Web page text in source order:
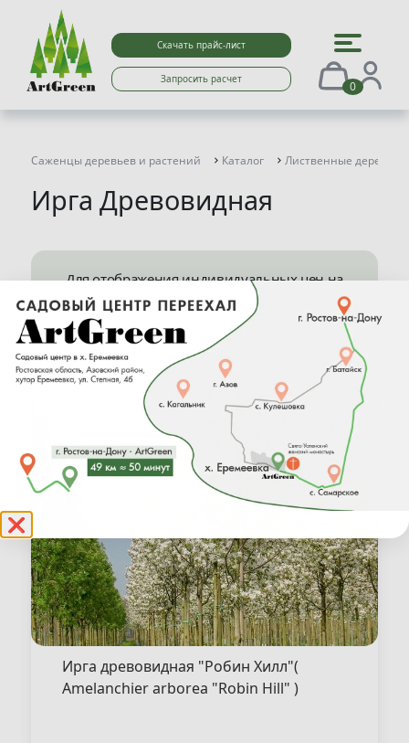
❌
Скачать прайс-лист
Запросить расчет 0
Саженцы деревьев и растений Каталог Лиственные деревья
Ирга Древовидная
Для отображения индивидуальных цен на
сайте перейдите вЛичный кабинет
Найден 1 товар
Ирга древовидная "Робин Хилл"(
Amelanchier arborea "Robin Hill" )